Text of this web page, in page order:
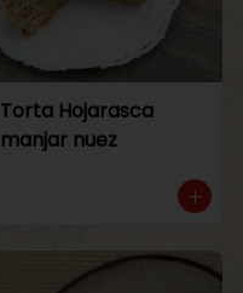
Torta Hojarasca
manjar nuez